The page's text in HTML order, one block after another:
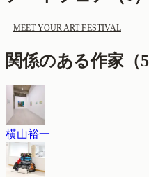
MEET YOUR ART FESTIVAL
関係のある作家（5
横山裕一